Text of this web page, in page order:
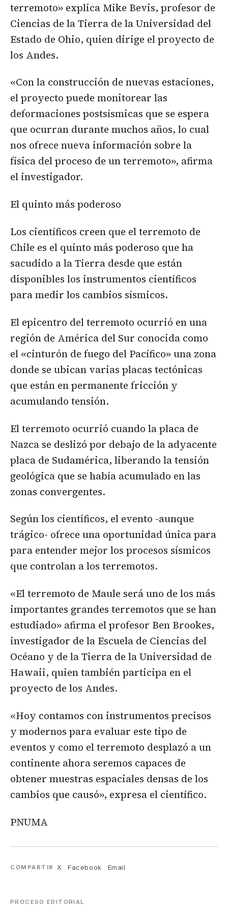
terremoto» explica Mike Bevis, profesor de
Ciencias de la Tierra de la Universidad del
Estado de Ohio, quien dirige el proyecto de
los Andes.
«Con la construcción de nuevas estaciones,
el proyecto puede monitorear las
deformaciones postsísmicas que se espera
que ocurran durante muchos años, lo cual
nos ofrece nueva información sobre la
física del proceso de un terremoto», afirma
el investigador.
El quinto más poderoso
Los científicos creen que el terremoto de
Chile es el quinto más poderoso que ha
sacudido a la Tierra desde que están
disponibles los instrumentos científicos
para medir los cambios sísmicos.
El epicentro del terremoto ocurrió en una
región de América del Sur conocida como
el «cinturón de fuego del Pacífico» una zona
donde se ubican varias placas tectónicas
que están en permanente fricción y
acumulando tensión.
El terremoto ocurrió cuando la placa de
Nazca se deslizó por debajo de la adyacente
placa de Sudamérica, liberando la tensión
geológica que se había acumulado en las
zonas convergentes.
Según los científicos, el evento -aunque
trágico- ofrece una oportunidad única para
para entender mejor los procesos sísmicos
que controlan a los terremotos.
«El terremoto de Maule será uno de los más
importantes grandes terremotos que se han
estudiado» afirma el profesor Ben Brookes,
investigador de la Escuela de Ciencias del
Océano y de la Tierra de la Universidad de
Hawaii, quien también participa en el
proyecto de los Andes.
«Hoy contamos con instrumentos precisos
y modernos para evaluar este tipo de
eventos y como el terremoto desplazó a un
continente ahora seremos capaces de
obtener muestras espaciales densas de los
cambios que causó», expresa el científico.
PNUMA
COMPARTIR X Facebook Email
PROCESO EDITORIAL